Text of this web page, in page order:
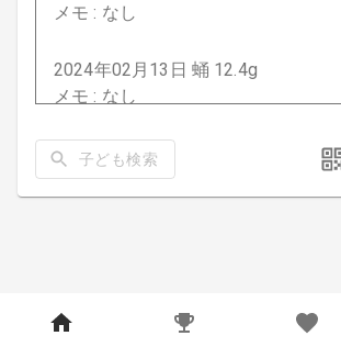
メモ : なし
2024年02月13日 蛹 12.4g
メモ : なし
2024年05月22日 成虫 50.3mm
メモ : なし
子ども検索